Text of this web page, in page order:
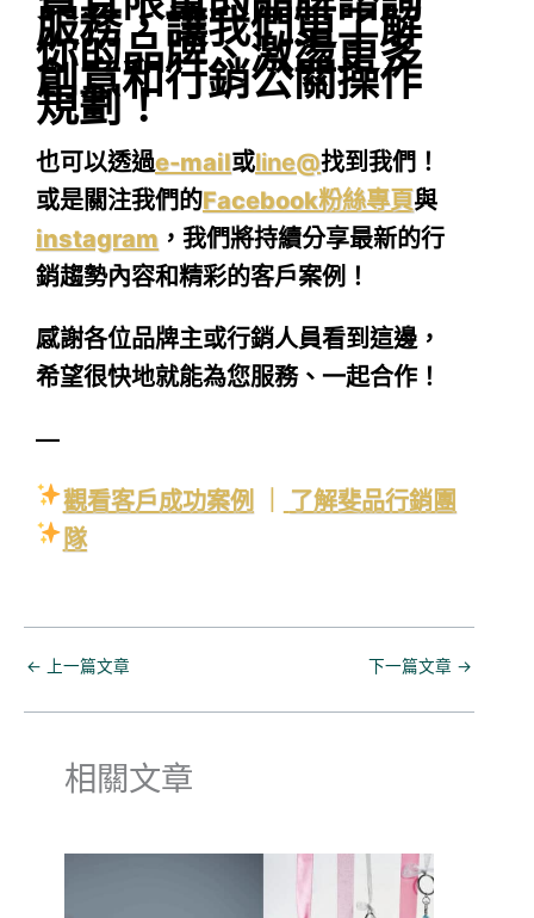
服務，讓我們更了解
你的品牌、激盪更多
創意和行銷公關操作
規劃！
也可以透過e-mail或line@找到我們！
或是關注我們的Facebook粉絲專頁與
instagram ，我們將持續分享最新的行
銷趨勢內容和精彩的客戶案例！
感謝各位品牌主或行銷人員看到這邊，
希望很快地就能為您服務、一起合作！
—
觀看客戶成功案例
了解斐品行銷團
隊
← 上一篇文章 下一篇文章 →
相關文章